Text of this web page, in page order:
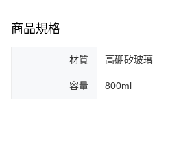
商品規格
材質 高硼矽玻璃
容量 800ml